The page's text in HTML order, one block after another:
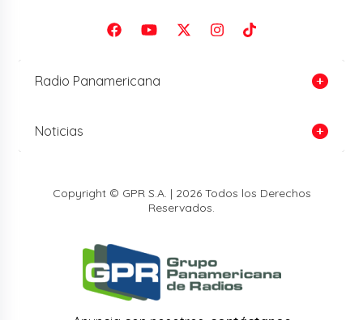
Radio Panamericana
Noticias
Copyright © GPR S.A. | 2026 Todos los Derechos
Reservados.